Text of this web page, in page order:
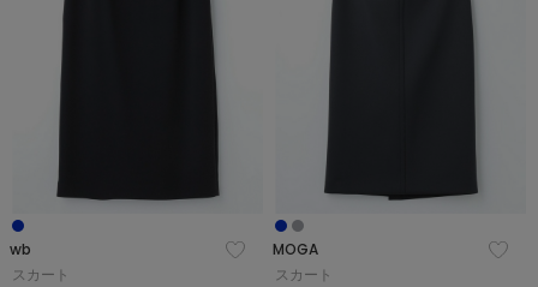
wb
スカート
MOGA
スカート